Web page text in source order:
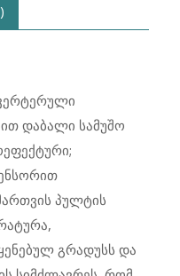
დაბალი სამუშო
პულტის
გრადუსს და